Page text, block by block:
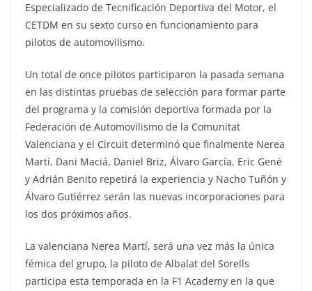
Especializado de Tecnificación Deportiva del Motor, el
CETDM en su sexto curso en funcionamiento para
pilotos de automovilismo.
Un total de once pilotos participaron la pasada semana
en las distintas pruebas de selección para formar parte
del programa y la comisión deportiva formada por la
Federación de Automovilismo de la Comunitat
Valenciana y el Circuit determinó que finalmente Nerea
Martí, Dani Maciá, Daniel Briz, Álvaro García, Eric Gené
y Adrián Benito repetirá la experiencia y Nacho Tuñón y
Álvaro Gutiérrez serán las nuevas incorporaciones para
los dos próximos años.
La valenciana Nerea Martí, será una vez más la única
fémica del grupo, la piloto de Albalat del Sorells
participa esta temporada en la F1 Academy en la que